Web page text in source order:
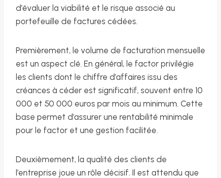
d’évaluer la viabilité et le risque associé au
portefeuille de factures cédées.
Premièrement, le volume de facturation mensuelle
est un aspect clé. En général, le factor privilégie
les clients dont le chiffre d’affaires issu des
créances à céder est significatif, souvent entre 10
000 et 50 000 euros par mois au minimum. Cette
base permet d’assurer une rentabilité minimale
pour le factor et une gestion facilitée.
Deuxièmement, la qualité des clients de
l’entreprise joue un rôle décisif. Il est attendu que